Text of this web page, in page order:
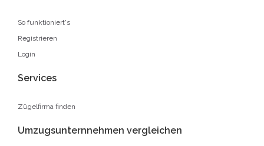
So funktioniert's
Registrieren
Login
Services
Zügelfirma finden
Umzugsunternnehmen vergleichen